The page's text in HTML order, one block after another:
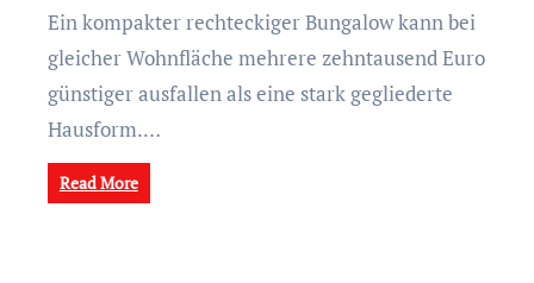
Ein kompakter rechteckiger Bungalow kann bei
gleicher Wohnfläche mehrere zehntausend Euro
günstiger ausfallen als eine stark gegliederte
Hausform.…
Read More